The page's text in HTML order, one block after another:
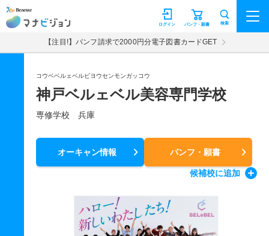
マナビジョン パンフ・願書
ログイン 検索
【注目!】パンフ請求で2000円分電子図書カードGET
コウベベルェベルビヨウセンモンガッコウ
神戸ベルェベル美容専門学校
専修学校 兵庫
オーキャン情報 パンフ・願書
候補校に追加